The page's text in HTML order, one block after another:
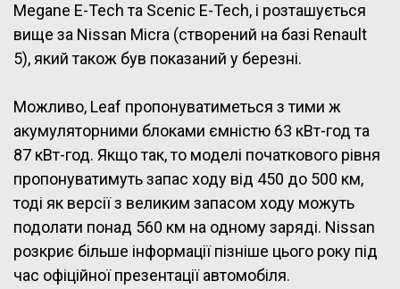
Megane E-Tech та Scenic E-Tech, і розташується
вище за Nissan Micra (створений на базі Renault
5), який також був показаний у березні.
Можливо, Leaf пропонуватиметься з тими ж
акумуляторними блоками ємністю 63 кВт-год та
87 кВт-год. Якщо так, то моделі початкового рівня
пропонуватимуть запас ходу від 450 до 500 км,
тоді як версії з великим запасом ходу можуть
подолати понад 560 км на одному заряді. Nissan
розкриє більше інформації пізніше цього року під
час офіційної презентації автомобіля.